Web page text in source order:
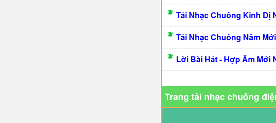
Tải Nhạc Chuông Kinh Dị
Tải Nhạc Chuông Năm
Lời Bài Hát - Hợp Âm Mới
Trang tải nhạc chuông